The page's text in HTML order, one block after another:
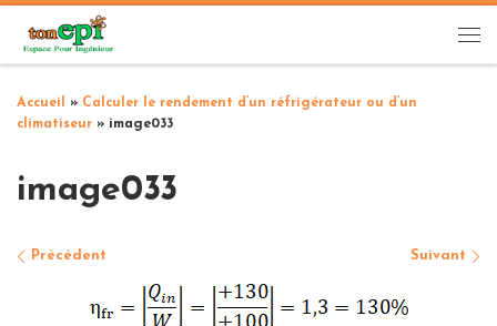
Passer au contenu
Accueil » Calculer le rendement d’un réfrigérateur ou d’un
climatiseur » image033
image033
Navigation des images
Précédent Suivant